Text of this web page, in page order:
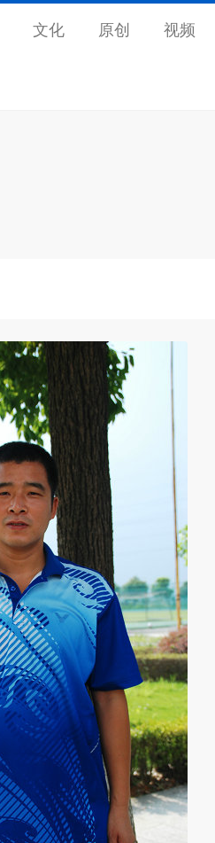
文化 原创 视频